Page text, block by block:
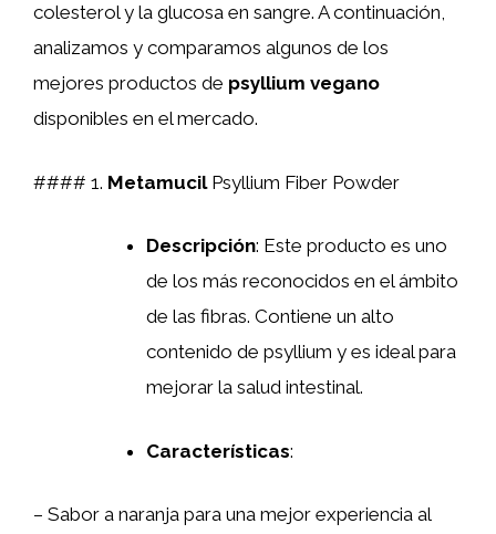
colesterol y la glucosa en sangre. A continuación,
analizamos y comparamos algunos de los
mejores productos de psyllium vegano
disponibles en el mercado.
#### 1. MetamucilPsyllium Fiber Powder
Descripción: Este producto es uno
de los más reconocidos en el ámbito
de las fibras. Contiene un alto
contenido de psyllium y es ideal para
mejorar la salud intestinal.
Características:
– Sabor a naranja para una mejor experiencia al